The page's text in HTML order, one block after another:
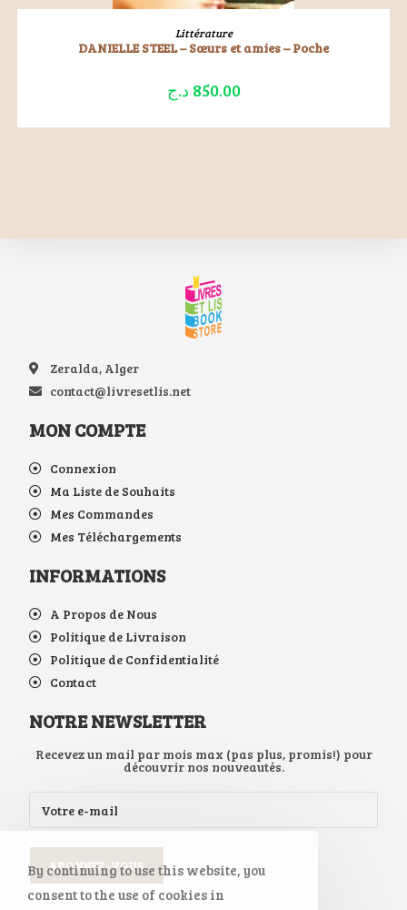
LIRE LA SUITE
Littérature
DANIELLE STEEL – Sœurs et amies – Poche
850.00 د.ج
Zeralda, Alger
contact@livresetlis.net
MON COMPTE
Connexion
Ma Liste de Souhaits
Mes Commandes
Mes Téléchargements
INFORMATIONS
A Propos de Nous
Politique de Livraison
Politique de Confidentialité
Contact
NOTRE NEWSLETTER
Recevez un mail par mois max (pas plus, promis!) pour
découvrir nos nouveautés.
By continuing to use this website, you
consent to the use of cookies in